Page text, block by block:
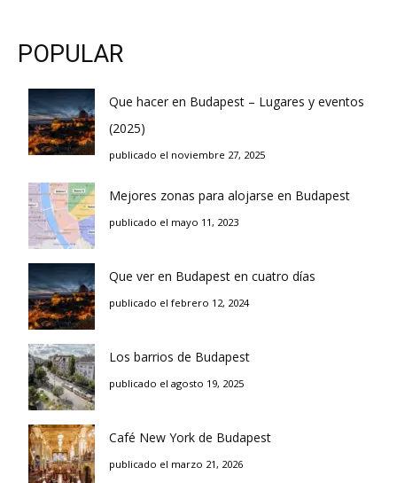
POPULAR
Que hacer en Budapest – Lugares y eventos
(2025)
publicado el noviembre 27, 2025
Mejores zonas para alojarse en Budapest
publicado el mayo 11, 2023
Que ver en Budapest en cuatro días
publicado el febrero 12, 2024
Los barrios de Budapest
publicado el agosto 19, 2025
Café New York de Budapest
publicado el marzo 21, 2026